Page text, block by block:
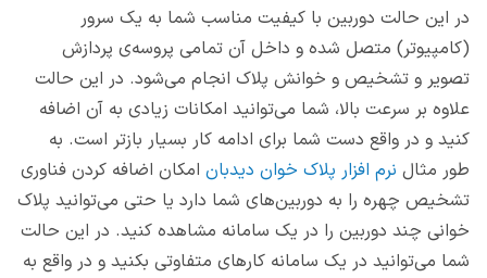
در این حالت دوربین با کیفیت مناسب شما به یک سرور
(کامپیوتر) متصل شده و داخل آن تمامی پروسه‌ی پردازش
تصویر و تشخیص و خوانش پلاک انجام می‌شود. در این حالت
علاوه بر سرعت بالا، شما می‌توانید امکانات زیادی به آن اضافه
کنید و در واقع دست شما برای ادامه کار بسیار بازتر است. به
طور مثال نرم افزار پلاک خوان دیدبان امکان اضافه کردن فناوری
تشخیص چهره را به دوربین‌های شما دارد یا حتی می‌توانید پلاک
خوانی چند دوربین را در یک سامانه مشاهده کنید. در این حالت
شما می‌توانید در یک سامانه کارهای متفاوتی بکنید و در واقع به